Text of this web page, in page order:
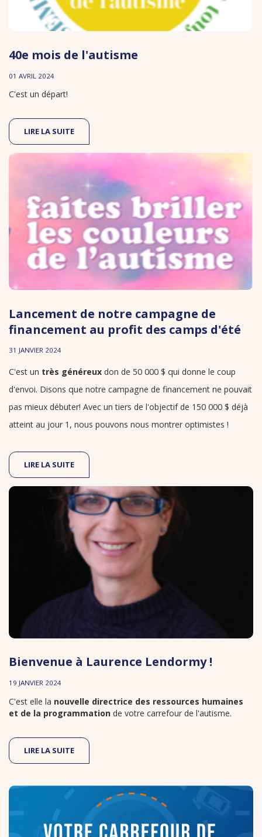
40e mois de l'autisme
01 AVRIL 2024
C'est un départ!
LIRE LA SUITE
Lancement de notre campagne de
financement au profit des camps d'été
31 JANVIER 2024
C'est un très généreux don de 50 000 $ qui donne le coup
d'envoi. Disons que notre campagne de financement ne pouvait
pas mieux débuter! Avec un tiers de l'objectif de 150 000 $ déjà
atteint au jour 1, nous pouvons nous montrer optimistes !
LIRE LA SUITE
Bienvenue à Laurence Lendormy !
19 JANVIER 2024
C'est elle la nouvelle directrice des ressources humaines
et de la programmation de votre carrefour de l'autisme.
LIRE LA SUITE